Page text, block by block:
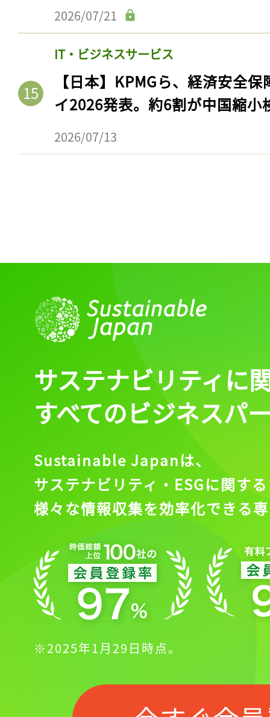
2026/07/21
IT・ビジネスサービス
【日本】KPMGら、経済安全
イ2026発表。約6割が中国縮小
2026/07/13
記事をお気に入りに
ログインが必
ログイン
会員登録
サステナビリティに
すべてのビジネスパ
Sustainable Japanは、
サステナビリティ・ESGに関する
様々な情報収集を効率化できる
※2025年1月29日時点。